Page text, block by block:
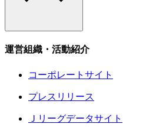
運営組織・活動紹介
コーポレートサイト
プレスリリース
Ｊリーグデータサイト